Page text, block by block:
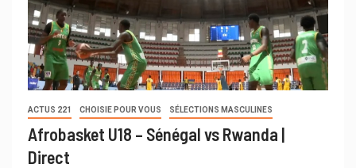
ACTUS 221 CHOISIE POUR VOUS SÉLECTIONS MASCULINES
Afrobasket U18 – Sénégal vs Rwanda |
Direct